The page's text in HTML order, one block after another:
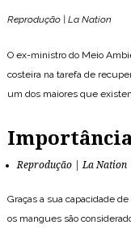
Reprodução | La Nation
O ex-ministro do Meio
costeira na tarefa de
um dos maiores que
Reprodução | La Nation
Graças a sua capacidade
os mangues são